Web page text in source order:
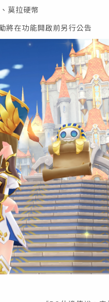
莫拉硬幣
將在功能開啟前另行公告